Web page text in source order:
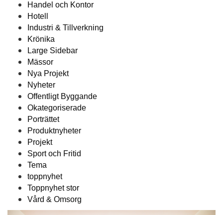
Handel och Kontor
Hotell
Industri & Tillverkning
Krönika
Large Sidebar
Mässor
Nya Projekt
Nyheter
Offentligt Byggande
Okategoriserade
Porträttet
Produktnyheter
Projekt
Sport och Fritid
Tema
toppnyhet
Toppnyhet stor
Vård & Omsorg